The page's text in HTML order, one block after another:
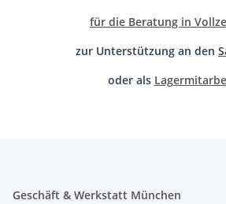
für die Beratung in
zur Unterstützung an den
oder als
Geschäft & Werkstatt München